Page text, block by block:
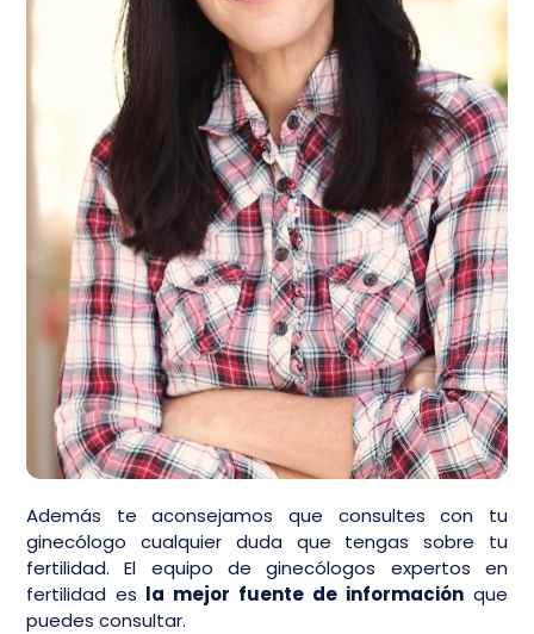
Además te aconsejamos que consultes con tu
ginecólogo cualquier duda que tengas sobre tu
fertilidad. El equipo de ginecólogos expertos en
fertilidad es la mejor fuente de información que
puedes consultar.